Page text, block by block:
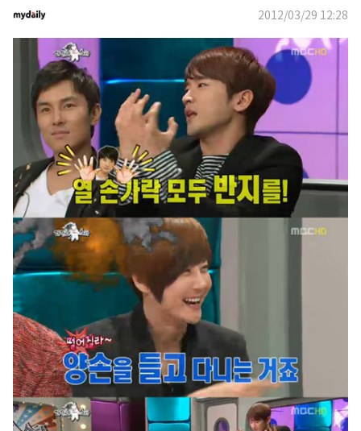
2012/03/29 12:28